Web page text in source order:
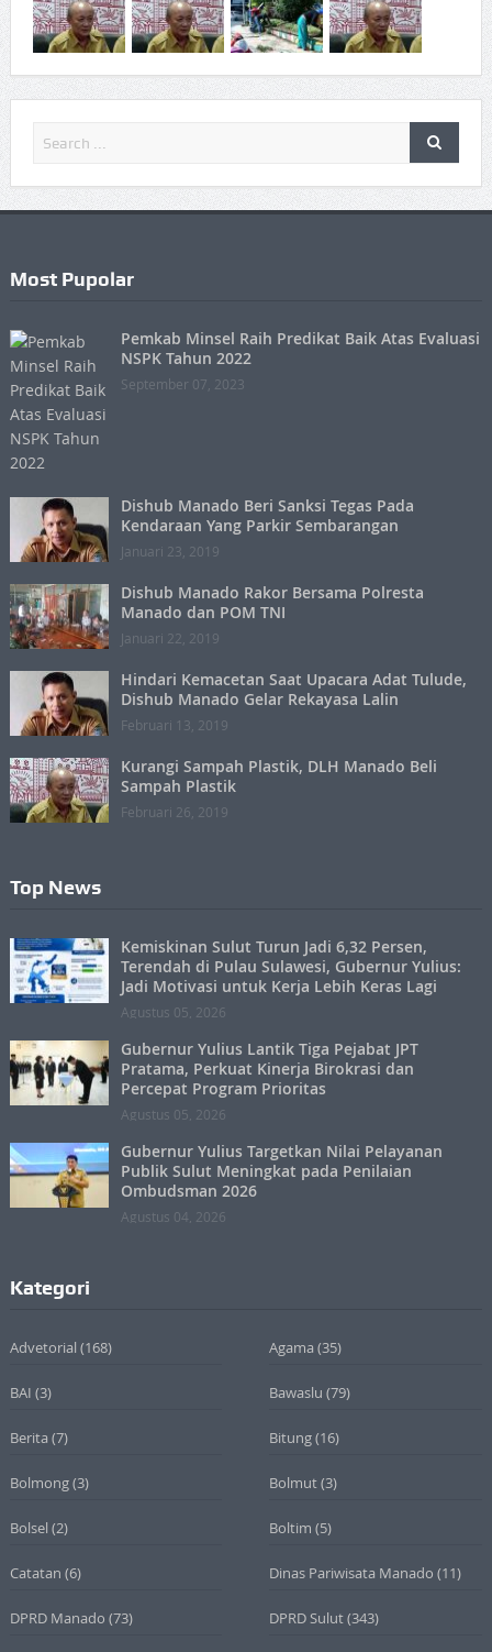
Most Pupolar
Pemkab Minsel Raih Predikat Baik Atas Evaluasi
NSPK Tahun 2022
September 07, 2023
Dishub Manado Beri Sanksi Tegas Pada
Kendaraan Yang Parkir Sembarangan
Januari 23, 2019
Dishub Manado Rakor Bersama Polresta
Manado dan POM TNI
Januari 22, 2019
Hindari Kemacetan Saat Upacara Adat Tulude,
Dishub Manado Gelar Rekayasa Lalin
Februari 13, 2019
Kurangi Sampah Plastik, DLH Manado Beli
Sampah Plastik
Februari 26, 2019
Top News
Kemiskinan Sulut Turun Jadi 6,32 Persen,
Terendah di Pulau Sulawesi, Gubernur Yulius:
Jadi Motivasi untuk Kerja Lebih Keras Lagi
Agustus 05, 2026
Gubernur Yulius Lantik Tiga Pejabat JPT
Pratama, Perkuat Kinerja Birokrasi dan
Percepat Program Prioritas
Agustus 05, 2026
Gubernur Yulius Targetkan Nilai Pelayanan
Publik Sulut Meningkat pada Penilaian
Ombudsman 2026
Agustus 04, 2026
Kategori
Advetorial (168) Agama (35)
BAI (3) Bawaslu (79)
Berita (7) Bitung(16)
Bolmong(3) Bolmut(3)
Bolsel (2) Boltim (5)
Catatan (6) Dinas Pariwisata Manado (11)
DPRD Manado (73) DPRD Sulut(343)